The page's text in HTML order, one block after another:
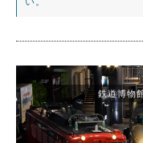
鉄道博物